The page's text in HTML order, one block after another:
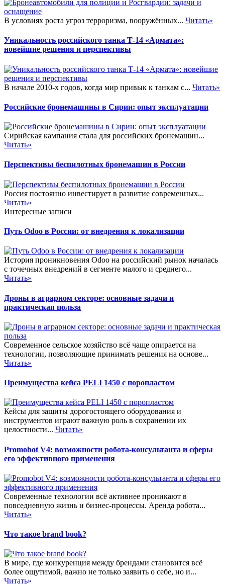
В условиях роста угроз терроризма, вооружённых... Читать»
Уникальность российского танка Т-14 «Армата»:
новейшие решения и перспективы
В начале 2010-х годов, когда мир привык к танкам с... Читать»
Российские бронемашины в Сирии: опыт эксплуатации
Сирийская кампания стала для российских бронемашин...
Читать»
Перспективы беспилотных бронемашин в России
Россия постоянно инвестирует в развитие современных...
Читать»
Интересные записи
Путь Odoo в России: от внедрения к локализации
История проникновения Odoo на российский рынок началась
с точечных внедрений в сегменте малого и среднего...
Читать»
Дроны в аграрном секторе: основные задачи и
практическая польза
Современное сельское хозяйство всё чаще опирается на
технологии, позволяющие принимать решения на основе...
Читать»
Преимущества кейса PELI 1450 с поропластом
Кейсы для защиты дорогостоящего оборудования и
инструментов играют важную роль в сохранении их
целостности... Читать»
Promobot V4: возможности робота-консультанта и сферы
его эффективного применения
Современные технологии всё активнее проникают в
повседневную жизнь и бизнес-процессы. Аренда робота...
Читать»
Что такое brand book?
В мире, где конкуренция между брендами становится всё
более ощутимой, важно не только заявить о себе, но и...
Читать»